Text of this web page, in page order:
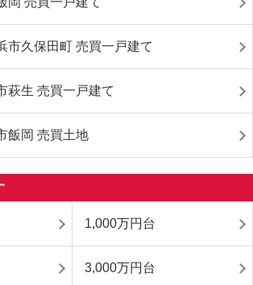
市久保田町 売買一戸建て
萩生 売買一戸建て
飯岡 売買土地
1,000万円台
3,000万円台